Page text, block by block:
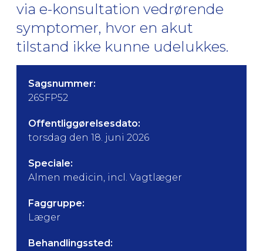
via e-konsultation vedrørende
symptomer, hvor en akut
tilstand ikke kunne udelukkes.
Sagsnummer:
26SFP52
Offentliggørelsesdato:
torsdag den 18. juni 2026
Speciale:
Almen medicin, incl. Vagtlæger
Faggruppe:
Læger
Behandlingssted: